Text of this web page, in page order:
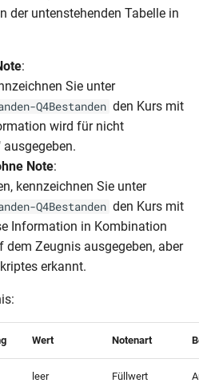
der untenstehenden Tabelle in
:
Sie unter
Q4Bestanden den Kurs mit
wird für nicht
Note:
kennzeichnen Sie unter
Q4Bestanden den Kurs mit
Information in Kombination
dem Zeugnis ausgegeben, aber
erkannt.
Wert Notenart
leer Füllwert